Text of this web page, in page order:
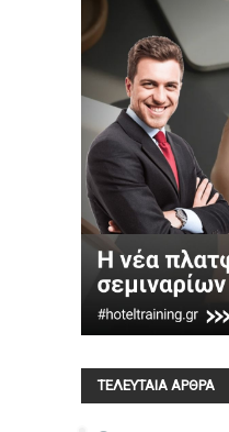
ΤΕΛΕΥΤΑΙΑ ΑΡΘΡΑ